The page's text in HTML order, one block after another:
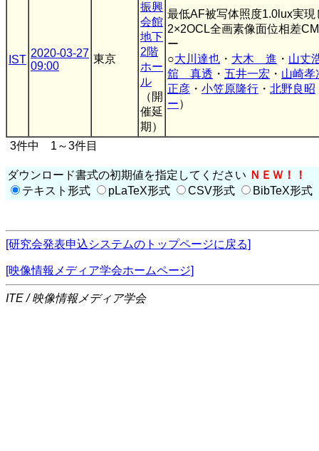
IST
2020-03-27
09:00
東京
振興
会館
地下
2階
ホー
ル
（開
催延
期）
最低AF被写体照度1.0lux実現
2×2OCL全画素像面位相差
ー
○大川達也 ・ 大木 進 ・ 山丈
舘 真透 ・ 五井一宏 ・ 山崎孝
正彦 ・ 小笠原隆行 ・ 北野良昭
ー）
3件中 1～3件目
ダウンロード書式の初期値を指定してください ＮＥＷ！！
テキスト形式
pLaTeX形式 CSV形式 BibTeX形式
[研究会発表申込システムのトップページに戻る]
[映像情報メディア学会ホームページ]
ITE / 映像情報メディア学会